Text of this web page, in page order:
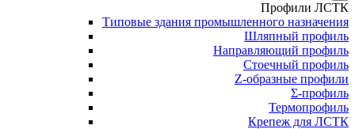
Профили ЛСТК
Типовые здания промышленного назначения
Шляпный профиль
Направляющий профиль
Стоечный профиль
Z-образные профили
Σ-профиль
Термопрофиль
Крепеж для ЛСТК